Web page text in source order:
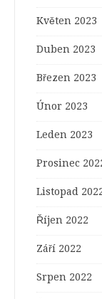
Květen 2023
Duben 2023
Březen 2023
Únor 2023
Leden 2023
Prosinec
Listopad
Říjen 2022
Září 2022
Srpen 2022